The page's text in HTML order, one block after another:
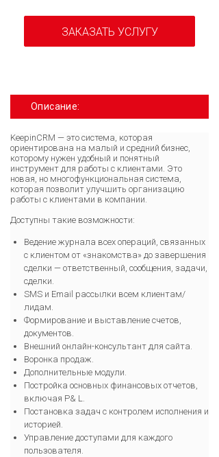
ЗАКАЗАТЬ УСЛУГУ
Описание:
KeepinСRM — это система, которая
ориентирована на малый и средний бизнес,
которому нужен удобный и понятный
инструмент для работы с клиентами. Это
новая, но многофункциональная система,
которая позволит улучшить организацию
работы с клиентами в компании.
Доступны такие возможности:
Ведение журнала всех операций, связанных
с клиентом от «знакомства» до завершения
сделки — ответственный, сообщения, задачи,
сделки.
SMS и Email рассылки всем клиентам/
лидам.
Формирование и выставление счетов,
документов.
Внешний онлайн-консультант для сайта.
Воронка продаж.
Дополнительные модули.
Постройка основных финансовых отчетов,
включая P& L.
Постановка задач с контролем исполнения и
историей.
Управление доступами для каждого
пользователя.